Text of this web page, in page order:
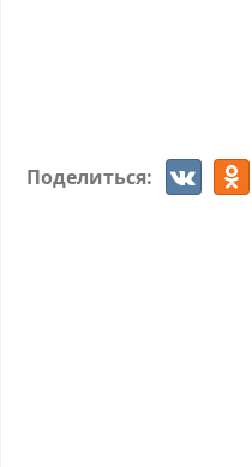
Поделиться: